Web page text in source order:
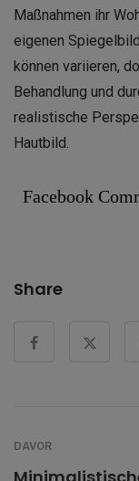
Maßnahmen ihr
eigenen
können variieren,
Behandlung und
realistische
Hautbild.
Facebook
Share
DAVOR